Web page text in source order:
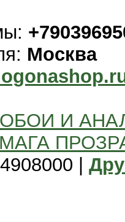
Москва
ОБОИ И
|